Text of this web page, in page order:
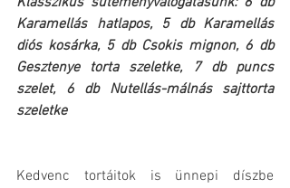
Karamellás hatlapos, 5 db Karamellás
diós kosárka, 5 db Csokis mignon, 6 db
Gesztenye torta szeletke, 7 db puncs
szelet, 6 db Nutellás-málnás sajttorta
szeletke
Kedvenc tortáitok is ünnepi díszbe